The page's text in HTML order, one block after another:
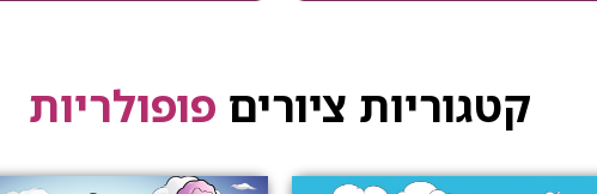
קטגוריות ציורים פופולריות